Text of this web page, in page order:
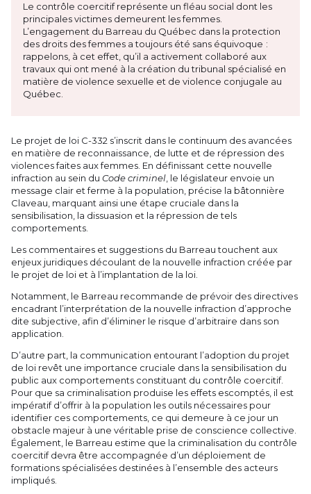
Le contrôle coercitif représente un fléau social dont les
principales victimes demeurent les femmes.
L’engagement du Barreau du Québec dans la protection
des droits des femmes a toujours été sans équivoque :
rappelons, à cet effet, qu’il a activement collaboré aux
travaux qui ont mené à la création du tribunal spécialisé en
matière de violence sexuelle et de violence conjugale au
Québec.
Le projet de loi C-332 s’inscrit dans le continuum des avancées
en matière de reconnaissance, de lutte et de répression des
violences faites aux femmes. En définissant cette nouvelle
infraction au sein duCode criminel , le législateur envoie un
message clair et ferme à la population, précise la bâtonnière
Claveau, marquant ainsi une étape cruciale dans la
sensibilisation, la dissuasion et la répression de tels
comportements.
Les commentaires et suggestions du Barreau touchent aux
enjeux juridiques découlant de la nouvelle infraction créée par
le projet de loi et à l’implantation de la loi.
Notamment, le Barreau recommande de prévoir des directives
encadrant l’interprétation de la nouvelle infraction d’approche
dite subjective, afin d’éliminer le risque d’arbitraire dans son
application.
D’autre part, la communication entourant l’adoption du projet
de loi revêt une importance cruciale dans la sensibilisation du
public aux comportements constituant du contrôle coercitif.
Pour que sa criminalisation produise les effets escomptés, il est
impératif d’offrir à la population les outils nécessaires pour
identifier ces comportements, ce qui demeure à ce jour un
obstacle majeur à une véritable prise de conscience collective.
Également, le Barreau estime que la criminalisation du contrôle
coercitif devra être accompagnée d’un déploiement de
formations spécialisées destinées à l’ensemble des acteurs
impliqués.